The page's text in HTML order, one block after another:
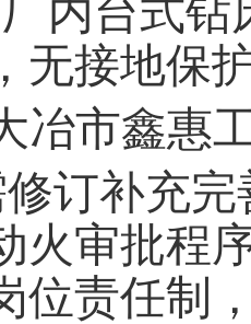
内台式钻
无接地保
冶市鑫惠
修订补充
火审批程
位责任制